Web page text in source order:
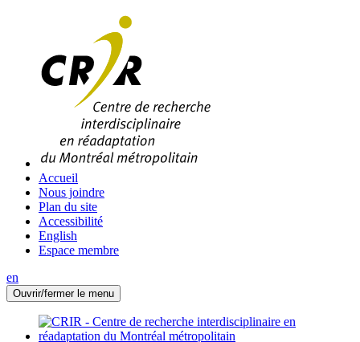
Accueil
Nous joindre
Plan du site
Accessibilité
English
Espace membre
en
Ouvrir/fermer le menu